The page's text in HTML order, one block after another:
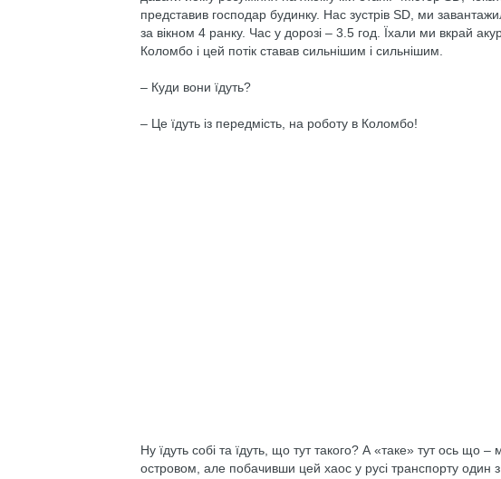
представив господар будинку. Нас зустрів SD, ми
за вікном 4 ранку. Час у дорозі – 3.5 год. Їхали ми вкрай
Коломбо і цей потік ставав сильнішим і сильнішим.
– Куди вони їдуть?
– Це їдуть із передмість, на роботу в Коломбо!
Ну їдуть собі та їдуть, що тут такого? А «таке» тут ось що
островом, але побачивши цей хаос у русі транспорту один